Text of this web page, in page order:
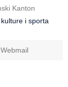
Kanton
i sporta
Webmail